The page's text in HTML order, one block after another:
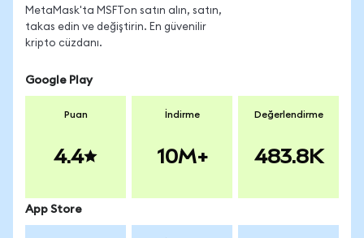
MetaMask'ta MSFTon satın alın, satın,
takas edin ve değiştirin. En güvenilir
kripto cüzdanı.
Google Play
Puan
4.4
İndirme
10M+
Değerlendirme
483.8K
App Store